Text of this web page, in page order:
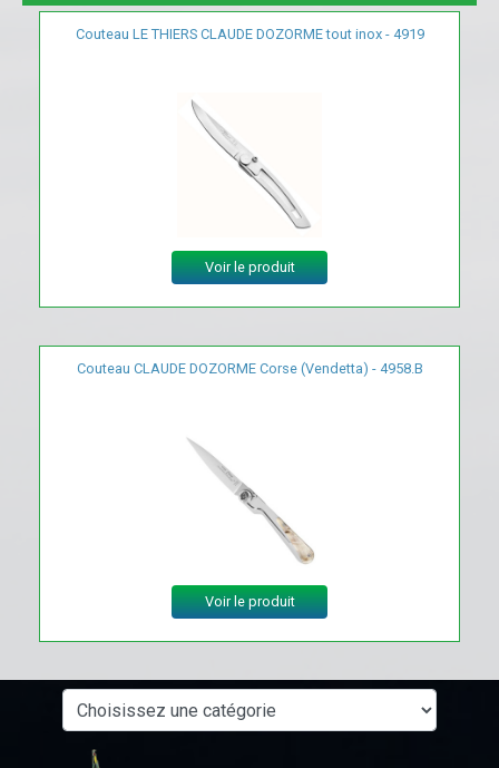
Couteau LE THIERS CLAUDE DOZORME tout inox - 4919
Voir le produit
Couteau CLAUDE DOZORME Corse (Vendetta) - 4958.B
Voir le produit